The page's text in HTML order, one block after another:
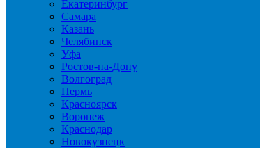
Екатеринбург
Самара
Казань
Челябинск
Уфа
Ростов-на-Дону
Волгоград
Пермь
Красноярск
Воронеж
Краснодар
Новокузнецк